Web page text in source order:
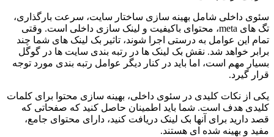
سئوی داخلی شامل بهینه سازی ساختار سایت، سرعت بارگذاری،
تگ های meta، محتوای باکیفیت و لینک سازی داخلی است. وقتی
تمام این عوامل به درستی اجرا شوند، تاثیر بک لینک های شما چند
برابر خواهد شد. نقش بک لینک ها در رتبه بندی سایت ها در گوگل
بسیار مهم است، اما باید در کنار دیگر عوامل رتبه بندی مورد توجه
قرار گیرد.
یکی از نکات کلیدی در سئوی داخلی، بهینه سازی محتوا برای کلمات
کلیدی هدف است. شما باید اطمینان حاصل کنید که صفحاتی که
قصد دارید برای آنها بک لینک دریافت کنید، دارای محتوای جامع،
مفید و بهینه شده ای هستند.